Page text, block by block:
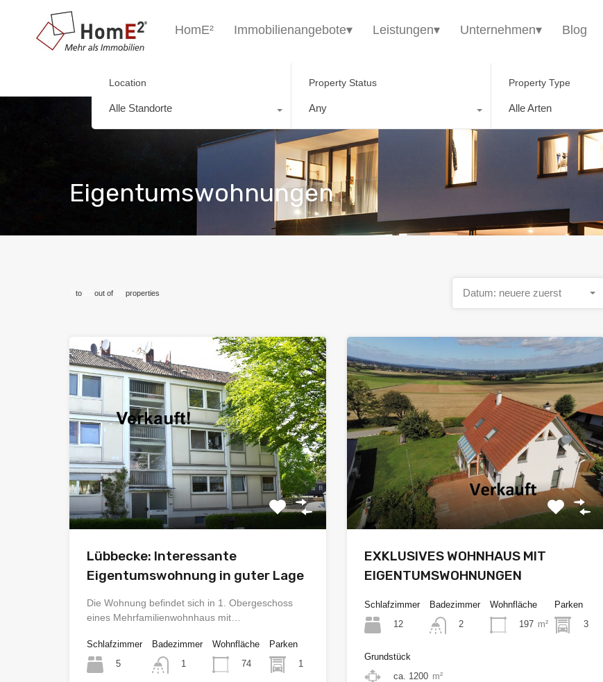
HomE² Immobilienangebote▾ Leistungen▾
HomE² Immobilienangebote▾ Leistungen▾ Unternehmen▾ Blog
Location
Alle Standorte
Property Status
Any
Property Type
Alle Arten
Eigentumswohnungen
to out of properties Datum: neuere zuerst
Lübbecke: Interessante
Eigentumswohnung in guter Lage
Die Wohnung befindet sich in 1. Obergeschoss
eines Mehrfamilienwohnhaus mit…
Schlafzimmer
5
Badezimmer
1
Wohnfläche
74
Parken
1
EXKLUSIVES WOHNHAUS MIT
EIGENTUMSWOHNUNGEN
Schlafzimmer
12
Badezimmer
2
Wohnfläche
197 m²
Parken
3
Grundstück
ca. 1200 m²